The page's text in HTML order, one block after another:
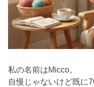
私の名前はMicco。
自慢じゃないけど既に